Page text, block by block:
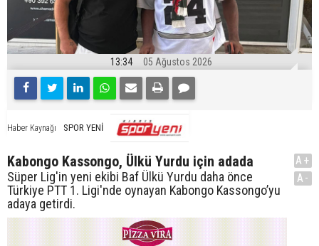
13:34 05 Ağustos 2026
Haber Kaynağı SPOR YENİ
Kabongo Kassongo, Ülkü Yurdu için adada
Süper Lig'in yeni ekibi Baf Ülkü Yurdu daha önce
Türkiye PTT 1. Ligi'nde oynayan Kabongo Kassongo’yu
adaya getirdi.
A+
A-